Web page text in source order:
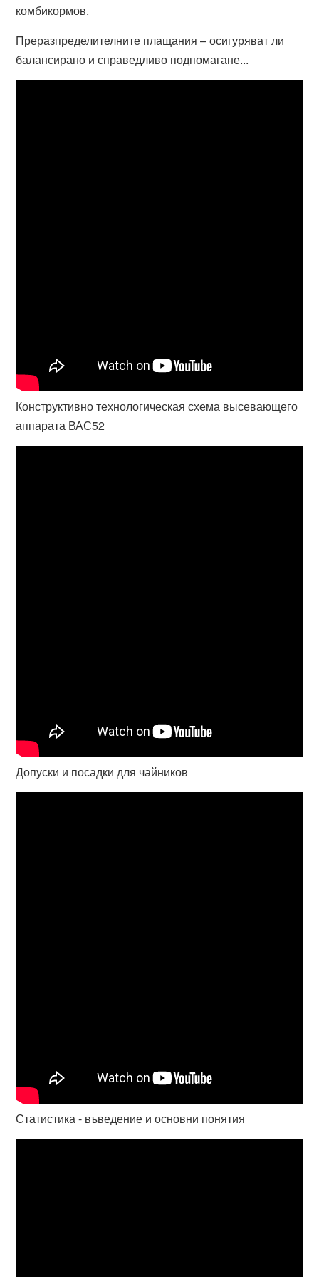
комбикормов.
Преразпределителните плащания – осигуряват ли
балансирано и справедливо подпомагане...
Конструктивно технологическая схема высевающего
аппарата ВАС52
Допуски и посадки для чайников
Статистика - въведение и основни понятия